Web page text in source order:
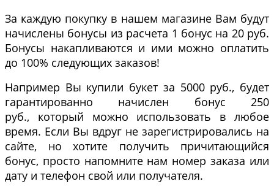
За каждую покупку в нашем магазине Вам будут
начислены бонусы из расчета 1 бонус на 20 руб.
Бонусы накапливаются и ими можно оплатить
до 100% следующих заказов!
Например Вы купили букет за 5000 руб., будет
гарантированно начислен бонус 250
руб., который можно использовать в любое
время. Если Вы вдруг не зарегистрировались на
сайте, но хотите получить причитающийся
бонус, просто напомните нам номер заказа или
дату и телефон свой или получателя.